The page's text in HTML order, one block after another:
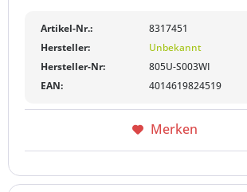
Artikel-Nr.:
8317451
Hersteller:
Unbekannt
Hersteller-Nr:
805U-S003WI
EAN:
4014619824519
Merken